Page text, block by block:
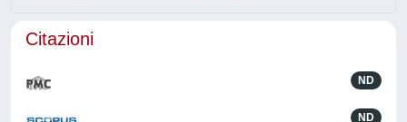
Citazioni
ND
ND